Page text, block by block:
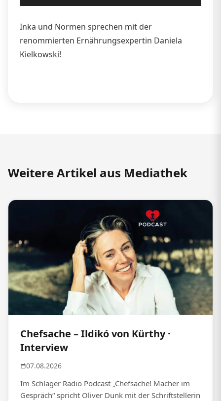
Player
Inka und Normen sprechen mit der
renommierten Ernährungsexpertin Daniela
Kielkowski!
Weitere Artikel aus Mediathek
Chefsache – Ildikó von Kürthy ·
Interview
07.08.2026
Im Schlager Radio Podcast „Chefsache! Macher im
Gespräch“ spricht Oliver Dunk mit der Schriftstellerin